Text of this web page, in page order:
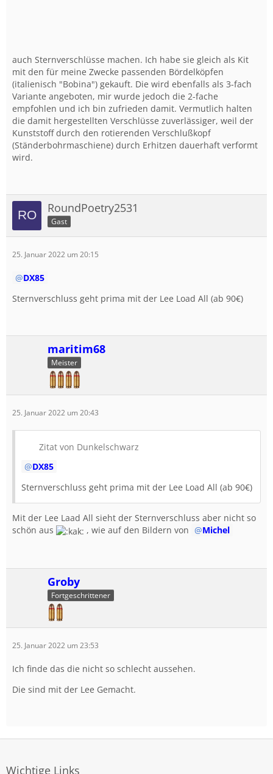
auch Sternverschlüsse machen. Ich habe sie gleich als Kit
mit den für meine Zwecke passenden Bördelköpfen
(italienisch "Bobina") gekauft. Die wird ebenfalls als 3-fach
Variante angeboten, mir wurde jedoch die 2-fache
empfohlen und ich bin zufrieden damit. Vermutlich halten
die damit hergestellten Verschlüsse zuverlässiger, weil der
Kunststoff durch den rotierenden Verschlußkopf
(Ständerbohrmaschiene) durch Erhitzen dauerhaft verformt
wird.
RoundPoetry2531
Gast
25. Januar 2022 um 20:15
DX85
Sternverschluss geht prima mit der Lee Load All (ab 90€)
maritim68
Meister
25. Januar 2022 um 20:43
Zitat von Dunkelschwarz
DX85
Sternverschluss geht prima mit der Lee Load All (ab 90€)
Mit der Lee Laad All sieht der Sternverschluss aber nicht so
schön aus
, wie auf den Bildern von Michel
Groby
Fortgeschrittener
25. Januar 2022 um 23:53
Ich finde das die nicht so schlecht aussehen.
Die sind mit der Lee Gemacht.
Wichtige Links